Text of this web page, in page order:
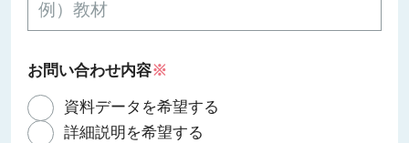
お問い合わせ内容※
資料データを希望する
詳細説明を希望する